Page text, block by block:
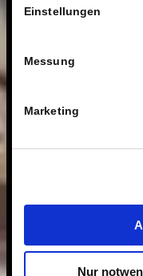
Einstellungen
Messung
Marketing
Nur